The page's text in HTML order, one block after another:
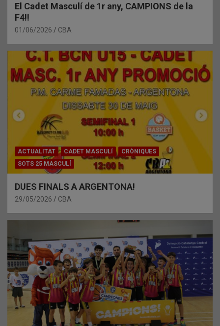
El Cadet Masculí de 1r any, CAMPIONS de la
F4!!
01/06/2026 CBA
ACTUALITAT CADET MASCULÍ
CRÒNIQUES
SOTS 25 MASCULÍ
DUES FINALS A ARGENTONA!
29/05/2026 CBA